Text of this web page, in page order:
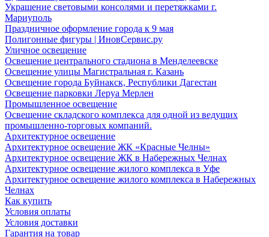
Украшение световыми консолями и перетяжками г.
Мариуполь
Праздничное оформление города к 9 мая
Полигонные фигуры | ИновСервис.ру
Уличное освещение
Освещение центрального стадиона в Менделеевске
Освещение улицы Магистральная г. Казань
Освещение города Буйнакск, Республики Дагестан
Освещение парковки Леруа Мерлен
Промышленное освещение
Освещение складского комплекса для одной из ведущих
промышленно-торговых компаний.
Архитектурное освещение
Архитектурное освещение ЖК «Красные Челны»
Архитектурное освещение ЖК в Набережных Челнах
Архитектурное освещение жилого комплекса в Уфе
Архитектурное освещение жилого комплекса в Набережных
Челнах
Как купить
Условия оплаты
Условия доставки
Гарантия на товар